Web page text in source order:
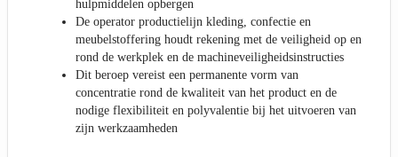
hulpmiddelen opbergen
De operator productielijn kleding, confectie en
meubelstoffering houdt rekening met de veiligheid op en
rond de werkplek en de machineveiligheidsinstructies
Dit beroep vereist een permanente vorm van
concentratie rond de kwaliteit van het product en de
nodige flexibiliteit en polyvalentie bij het uitvoeren van
zijn werkzaamheden